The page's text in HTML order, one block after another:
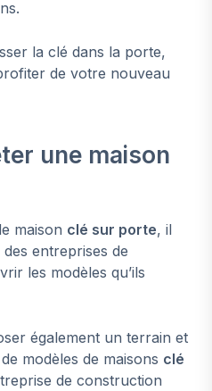
la clé dans la porte,
de votre nouveau
une maison
maison clé sur porte, il
entreprises de
les modèles qu’ils
également un terrain et
modèles de maisons clé
de construction